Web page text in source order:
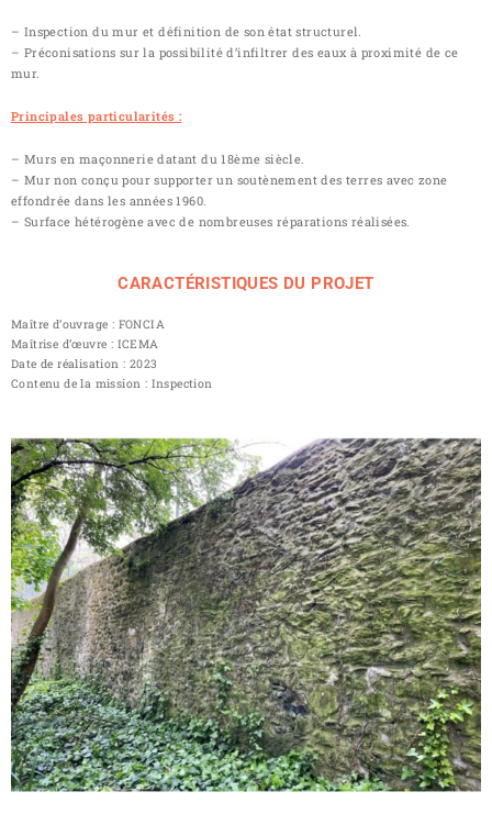
– Inspection du mur et définition de son état structurel.
– Préconisations sur la possibilité d’infiltrer des eaux à proximité de ce
mur.
Principales particularités :
– Murs en maçonnerie datant du 18ème siècle.
– Mur non conçu pour supporter un soutènement des terres avec zone
effondrée dans les années 1960.
– Surface hétérogène avec de nombreuses réparations réalisées.
CARACTÉRISTIQUES DU PROJET
Maître d’ouvrage : FONCIA
Maîtrise d’œuvre : ICEMA
Date de réalisation : 2023
Contenu de la mission : Inspection